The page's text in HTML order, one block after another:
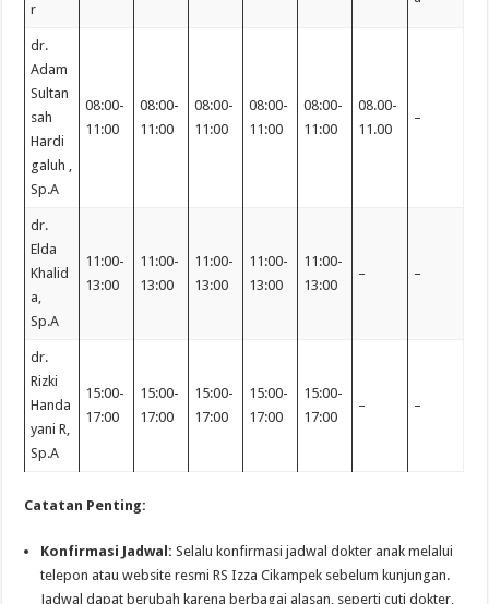
r
dr.
Adam
Sultan
sah
Hardi
galuh ,
Sp.A
08:00-
11:00
08:00-
11:00
08:00-
11:00
08:00-
11:00
08:00-
11:00
08.00-
11.00
–
dr.
Elda
Khalid
a,
Sp.A
11:00-
13:00
11:00-
13:00
11:00-
13:00
11:00-
13:00
11:00-
13:00
– –
dr.
Rizki
Handa
yani R,
Sp.A
15:00-
17:00
15:00-
17:00
15:00-
17:00
15:00-
17:00
15:00-
17:00
– –
Catatan Penting:
Konfirmasi Jadwal: Selalu konfirmasi jadwal dokter anak melalui
telepon atau website resmi RS Izza Cikampek sebelum kunjungan.
Jadwal dapat berubah karena berbagai alasan, seperti cuti dokter,